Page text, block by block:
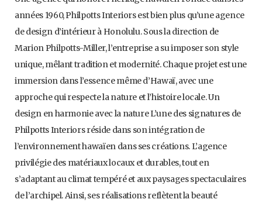
années 1960, Philpotts Interiors est bien plus qu’une agence
de design d’intérieur à Honolulu. Sous la direction de
Marion Philpotts-Miller, l’entreprise a su imposer son style
unique, mêlant tradition et modernité. Chaque projet est une
immersion dans l’essence même d’Hawaï, avec une
approche qui respecte la nature et l’histoire locale. Un
design en harmonie avec la nature L’une des signatures de
Philpotts Interiors réside dans son intégration de
l’environnement hawaïen dans ses créations. L’agence
privilégie des matériaux locaux et durables, tout en
s’adaptant au climat tempéré et aux paysages spectaculaires
de l’archipel. Ainsi, ses réalisations reflètent la beauté